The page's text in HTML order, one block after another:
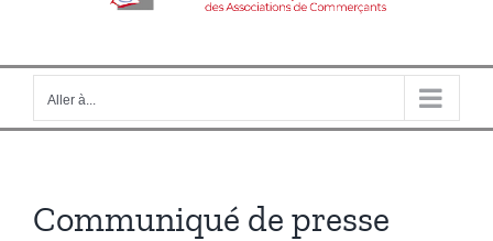
Aller à...
Communiqué de presse